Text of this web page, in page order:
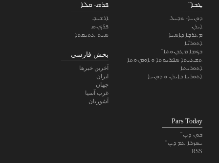
ܛܒܐ̈
ܕܘܢܝܐ- ܬܒܼܝܠ
ܐܝܪܢ
ܡܥܪܒܼܐ ܕܐܣܝܐ
ܐܬܘܪ̈ܝܐ
ܒܟܡܐ ܡܛܒܼܢܘܬܐ̈
ܬܫܥܝܬܐ ܣܦܪܝܘܬܐ ܘ ܐܘܡܢܘܬܐ
ܐܬܘܪܝܬܐ
ܐܬܘܪܝܐ ܕܐܝܪܢ ܘ ܕܘܢܝܐ
ܦܪܣ- ܩܠܐ
ܐܪܫܝܒܼ
ܦ̇ܪܟܢܣ
ܣܝܬ ܥܬܝܩܬܐ
بخش فارسی
آخرین خبرها
ایران
جهان
غرب آسیا
آشوریان
Pars Today
ܒܘܢ ܕܝܢ̈
ܝܣܙܪܐ ܥܡ ܕܝܢ̈
RSS